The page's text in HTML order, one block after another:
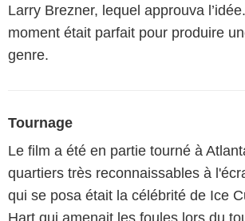
Larry Brezner, lequel approuva
moment était parfait pour produire
genre.
Tournage
Le film a été en partie tourné à
quartiers très reconnaissables à
qui se posa était la célébrité de Ice